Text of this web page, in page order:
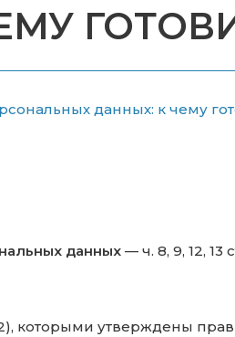
данных: к чему
данных — ч. 8, 9, 12, 13
которыми утверждены